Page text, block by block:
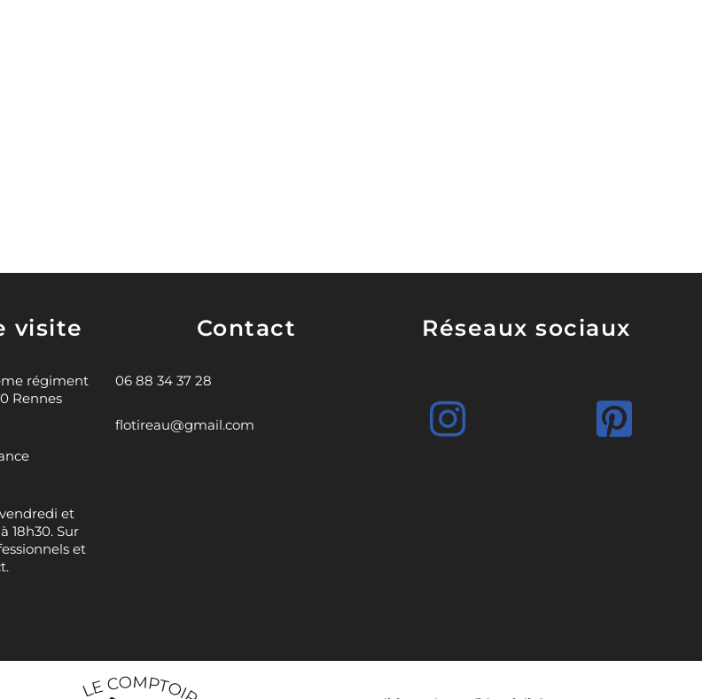
visite
régiment
Rennes
et
18h30. Sur
et
Contact
06 88 34 37 28
flotireau@gmail.com
Réseaux sociaux